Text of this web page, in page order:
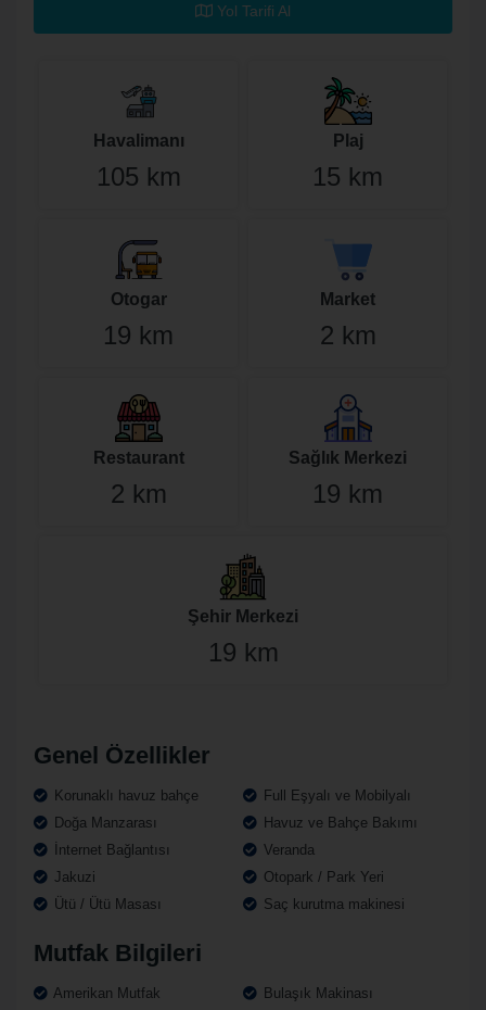
Yol Tarifi Al
Havalimanı
105 km
Plaj
15 km
Otogar
19 km
Market
2 km
Restaurant
2 km
Sağlık Merkezi
19 km
Şehir Merkezi
19 km
Genel Özellikler
Korunaklı havuz bahçe
Full Eşyalı ve Mobilyalı
Doğa Manzarası
Havuz ve Bahçe Bakımı
İnternet Bağlantısı
Veranda
Jakuzi
Otopark / Park Yeri
Ütü / Ütü Masası
Saç kurutma makinesi
Mutfak Bilgileri
Amerikan Mutfak Bulaşık Makinası